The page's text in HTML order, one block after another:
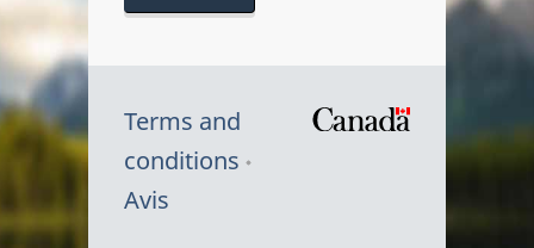
Terms and
conditions
Avis
Symbole